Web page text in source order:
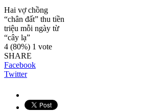
Hai vợ chồng
“chân đất” thu tiền
triệu mỗi ngày từ
“cây lạ”
4 (80%) 1 vote
SHARE
Facebook
Twitter